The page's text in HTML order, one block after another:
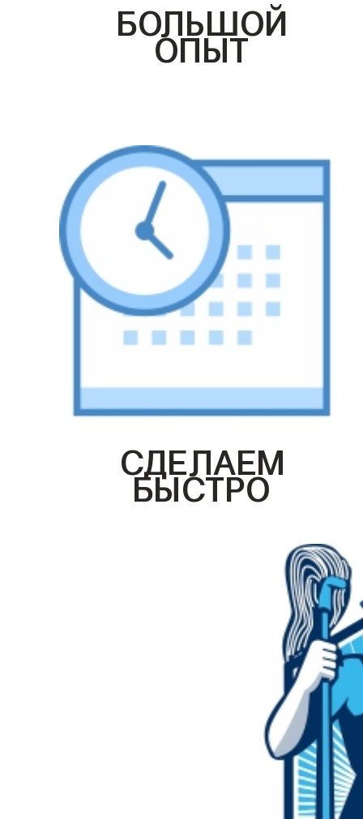
БОЛЬШОЙ
ОПЫТ
СДЕЛАЕМ
БЫСТРО